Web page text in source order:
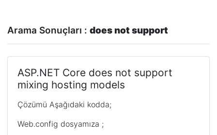
Arama Sonuçları : does not support
ASP.NET Core does not support
mixing hosting models
Çözümü Aşağıdaki kodda;
Web.config dosyamıza ;